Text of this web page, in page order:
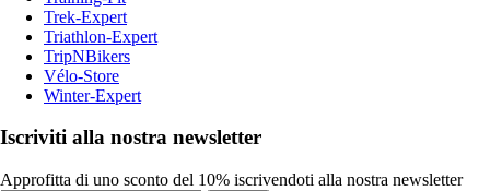
Trek-Expert
Triathlon-Expert
TripNBikers
Vélo-Store
Winter-Expert
Iscriviti alla nostra newsletter
Approfitta di uno sconto del 10% iscrivendoti alla nostra newsletter